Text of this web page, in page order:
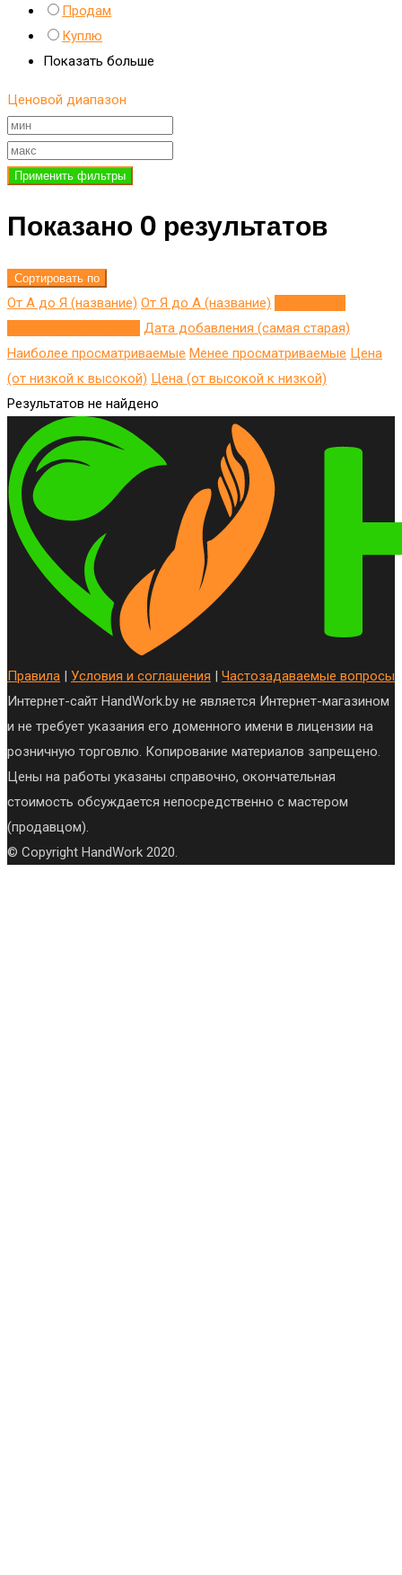
Продам
Куплю
Показать больше
Ценовой диапазон
Применить фильтры
Показано 0 результатов
Сортировать по
От А до Я (название) От Я до A (название)
Дата добавления (самая старая)
Наиболее просматриваемые Менее просматриваемые Цена
(от низкой к высокой) Цена (от высокой к низкой)
Результатов не найдено
Правила | Условия и соглашения | Частозадаваемые вопросы
Интернет-сайт HandWork.by не является Интернет-магазином
и не требует указания его доменного имени в лицензии на
розничную торговлю. Копирование материалов запрещено.
Цены на работы указаны справочно, окончательная
стоимость обсуждается непосредственно с мастером
(продавцом).
© Copyright HandWork 2020.